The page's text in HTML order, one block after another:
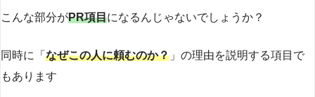
こんな部分がPR項目になるんじゃないでしょうか？
同時に「 なぜこの人に頼むのか？ 」の理由を説明する項目で
もあります